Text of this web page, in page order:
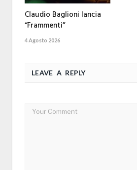
Claudio Baglioni lancia
“Frammenti”
4 Agosto 2026
LEAVE A REPLY